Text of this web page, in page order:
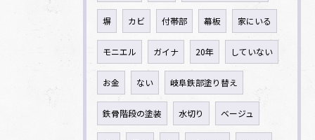
塀 カビ 付帯部 幕板 家にいる
モニエル ガイナ 20年 していない
お金 ない 岐阜鉄部塗り替え
鉄骨階段の塗装 水切り ベージュ